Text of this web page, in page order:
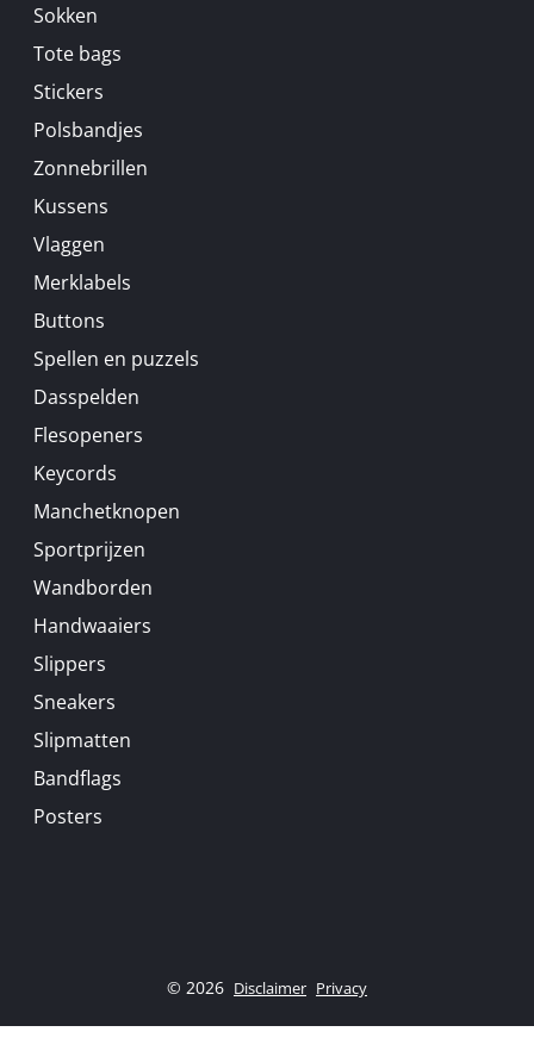
Sokken
Tote bags
Stickers
Polsbandjes
Zonnebrillen
Kussens
Vlaggen
Merklabels
Buttons
Spellen en puzzels
Dasspelden
Flesopeners
Keycords
Manchetknopen
Sportprijzen
Wandborden
Handwaaiers
Slippers
Sneakers
Slipmatten
Bandflags
Posters
© 2026 Disclaimer Privacy